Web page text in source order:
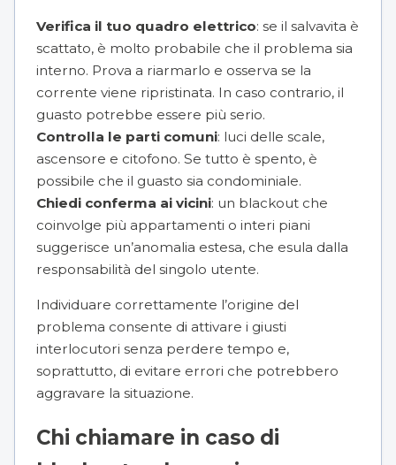
Verifica il tuo quadro elettrico: se il salvavita è
scattato, è molto probabile che il problema sia
interno. Prova a riarmarlo e osserva se la
corrente viene ripristinata. In caso contrario, il
guasto potrebbe essere più serio.
Controlla le parti comuni: luci delle scale,
ascensore e citofono. Se tutto è spento, è
possibile che il guasto sia condominiale.
Chiedi conferma ai vicini: un blackout che
coinvolge più appartamenti o interi piani
suggerisce un’anomalia estesa, che esula dalla
responsabilità del singolo utente.
Individuare correttamente l’origine del
problema consente di attivare i giusti
interlocutori senza perdere tempo e,
soprattutto, di evitare errori che potrebbero
aggravare la situazione.
Chi chiamare in caso di